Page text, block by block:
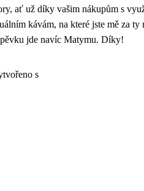
ať už díky vašim nákupům s
kávám, na které jste mě za ty
jde navíc Matymu. Díky!
s